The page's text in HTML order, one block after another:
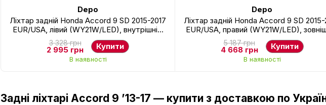
Задні ліхтарі Accord 9 ’13-17 — купити з доставкою по
Depo
Ліхтар задній Honda Accord 9 SD 2015-2017
EUR/USA, лівий (WY21W/LED), внутрішній,
Depo, 117-1316L-LD-U
3 328 грн
2 995 грн Купити
В наявності
Depo
Ліхтар задній Honda Accord 9 SD 2015-
EUR/USA, правий (WY21W/LED),
Depo, 117-1922R-U
5 187 грн
4 668 грн Купити
В наявності